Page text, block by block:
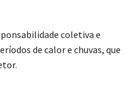
coletiva e
de calor e chuvas, que